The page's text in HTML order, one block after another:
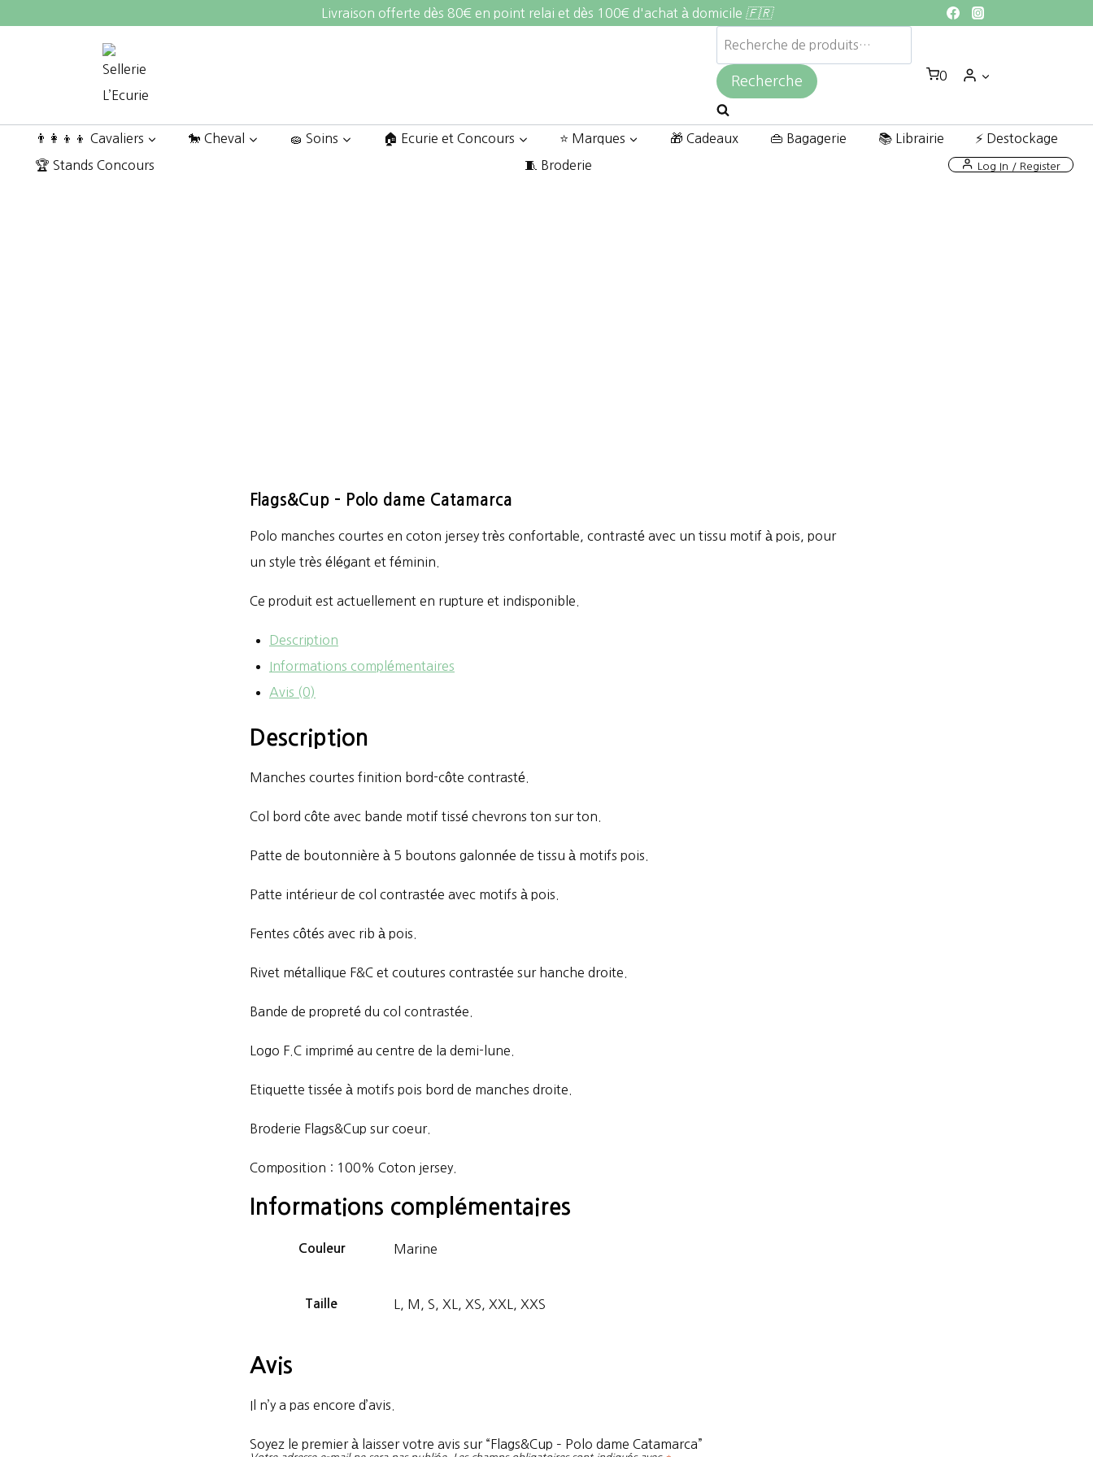
Livraison offerte dès 80€ en point relai et dès 100€ d'achat à domicile 🇫🇷
Recherche
pour :
Recherche 0
👨‍👩‍👦‍👦 Cavaliers 🐎 Cheval 🧽 Soins 🏠 Ecurie et Concours ⭐ Marques 🎁 Cadeaux 👜 Bagagerie 📚 Librairie ⚡ Destockage
🏆 Stands Concours 🧵 Broderie Log In / Register
Flags&Cup – Polo dame Catamarca
Polo manches courtes en coton jersey très confortable, contrasté avec un tissu motif à pois, pour
un style très élégant et féminin.
Ce produit est actuellement en rupture et indisponible.
Description
Informations complémentaires
Avis (0)
Description
Manches courtes finition bord-côte contrasté.
Col bord côte avec bande motif tissé chevrons ton sur ton.
Patte de boutonnière à 5 boutons galonnée de tissu à motifs pois.
Patte intérieur de col contrastée avec motifs à pois.
Fentes côtés avec rib à pois.
Rivet métallique F&C et coutures contrastée sur hanche droite.
Bande de propreté du col contrastée.
Logo F.C imprimé au centre de la demi-lune.
Etiquette tissée à motifs pois bord de manches droite.
Broderie Flags&Cup sur coeur.
Composition : 100% Coton jersey.
Informations complémentaires
Couleur Marine
Taille L, M, S, XL, XS, XXL, XXS
Avis
Il n’y a pas encore d’avis.
Soyez le premier à laisser votre avis sur “Flags&Cup – Polo dame Catamarca”